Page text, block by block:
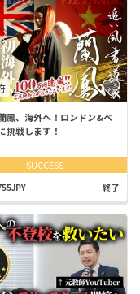
鳳、海外へ！ロンドン&ベ
挑戦します！
SUCCESS
終了